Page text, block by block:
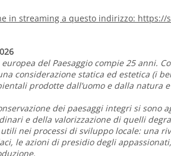
in streaming a questo indirizzo: https://
del Paesaggio compie 25 anni.
considerazione statica ed estetica (i
prodotte dall’uomo e dalla natura
dei paesaggi integri si sono
e della valorizzazione di quelli
nei processi di sviluppo locale: una
le azioni di presidio degli